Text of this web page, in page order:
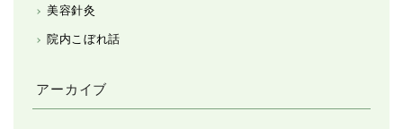
美容針灸
院内こぼれ話
アーカイブ